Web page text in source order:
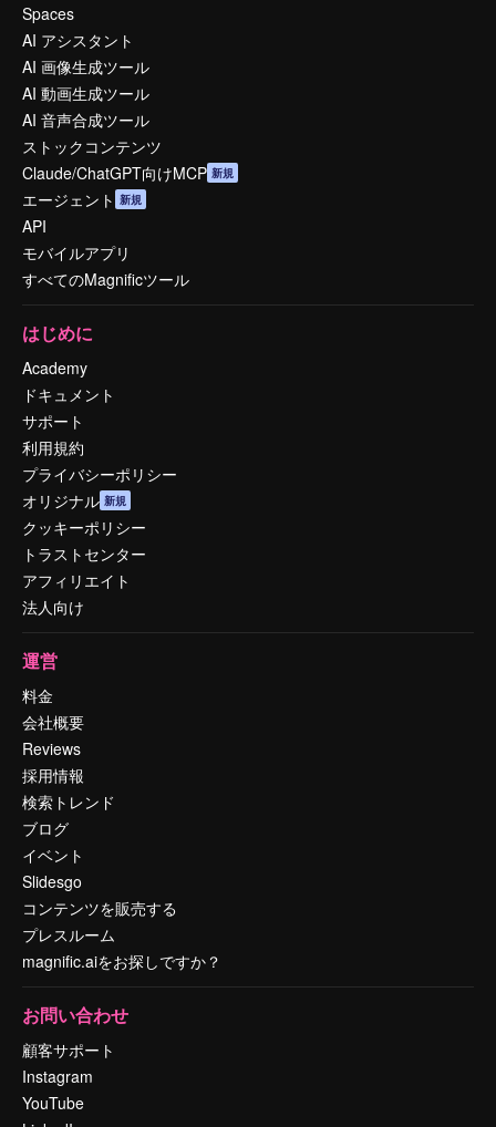
Spaces
AI アシスタント
AI 画像生成ツール
AI 動画生成ツール
AI 音声合成ツール
ストックコンテンツ
Claude/ChatGPT向けMCP 新規
エージェント 新規
API
モバイルアプリ
すべてのMagnificツール
はじめに
Academy
ドキュメント
サポート
利用規約
プライバシーポリシー
オリジナル 新規
クッキーポリシー
トラストセンター
アフィリエイト
法人向け
運営
料金
会社概要
Reviews
採用情報
検索トレンド
ブログ
イベント
Slidesgo
コンテンツを販売する
プレスルーム
magnific.aiをお探しですか？
お問い合わせ
顧客サポート
Instagram
YouTube